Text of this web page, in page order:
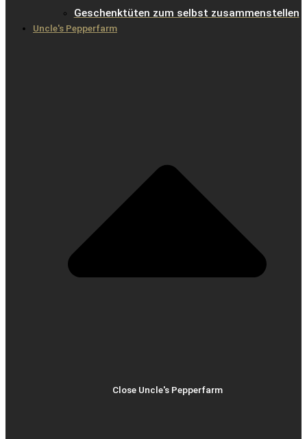
Geschenktüten zum selbst zusammenstellen
Uncle's Pepperfarm
Close Uncle's Pepperfarm